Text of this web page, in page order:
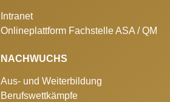
Intranet
Onlineplattform Fachstelle ASA / QM
NACHWUCHS
Aus- und Weiterbildung
Berufswettkämpfe